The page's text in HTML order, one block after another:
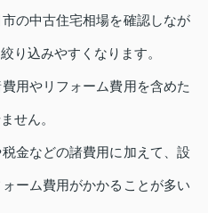
の中古住宅相場を確認しなが
り込みやすくなります。
用やリフォーム費用を含めた
せん。
金などの諸費用に加えて、設
ーム費用がかかることが多い